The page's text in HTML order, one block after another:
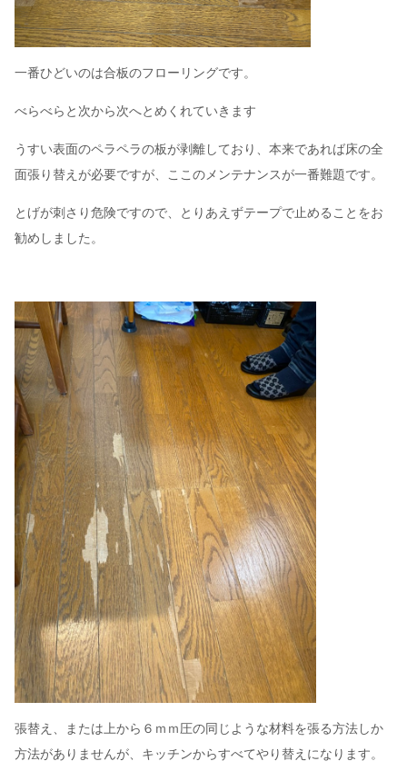
一番ひどいのは合板のフローリングです。
べらべらと次から次へとめくれていきます
うすい表面のペラペラの板が剥離しており、本来であれば床の全
面張り替えが必要ですが、ここのメンテナンスが一番難題です。
とげが刺さり危険ですので、とりあえずテープで止めることをお
勧めしました。
張替え、または上から６ｍｍ圧の同じような材料を張る方法しか
方法がありませんが、キッチンからすべてやり替えになります。